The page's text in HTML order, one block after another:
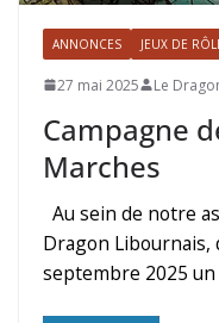
ANNONCES JEUX DE
27 mai 2025 Le
Campagne
Marches
Au sein de notre
Dragon Libournais,
septembre 2025